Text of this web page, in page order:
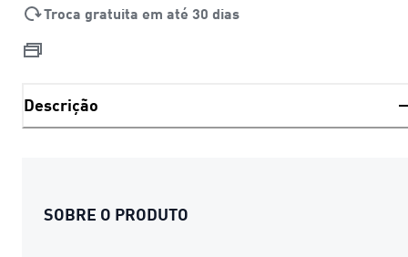
Troca gratuita em até 30 dias
Descrição
SOBRE O PRODUTO